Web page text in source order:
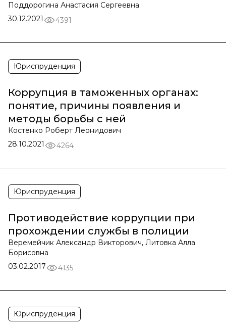
Поддорогина Анастасия Сергеевна
30.12.2021
4391
Юриспруденция
Коррупция в таможенных органах:
понятие, причины появления и
методы борьбы с ней
Костенко Роберт Леонидович
28.10.2021
4264
Юриспруденция
Противодействие коррупции при
прохождении службы в полиции
Веремейчик Александр Викторович, Литовка Алла
Борисовна
03.02.2017
4135
Юриспруденция